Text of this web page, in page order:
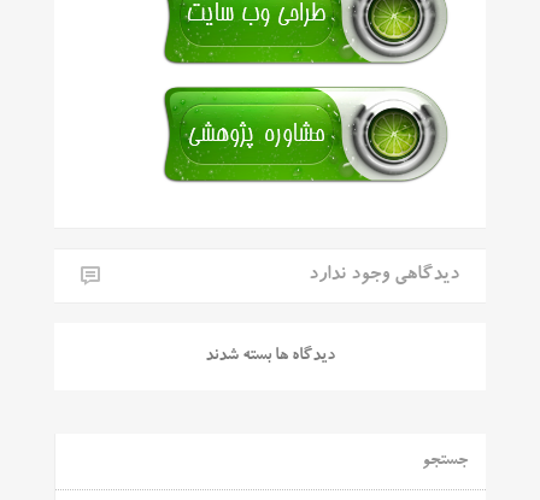
دیدگاهی وجود ندارد
دیدگاه ها بسته شدند
جستجو